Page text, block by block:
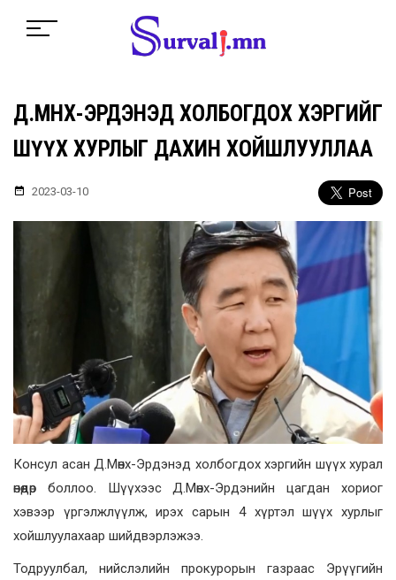
Д.МӨНХ-ЭРДЭНЭД ХОЛБОГДОХ ХЭРГИЙГ
ШҮҮХ ХУРЛЫГ ДАХИН ХОЙШЛУУЛЛАА
2023-03-10
Консул асан Д.Мөнх-Эрдэнэд холбогдох хэргийн шүүх хурал
өнөөдөр боллоо. Шүүхээс Д.Мөнх-Эрдэнийн цагдан хориог
хэвээр үргэлжлүүлж, ирэх сарын 4 хүртэл шүүх хурлыг
хойшлуулахаар шийдвэрлэжээ.
Тодруулбал, нийслэлийн прокурорын газраас Эрүүгийн